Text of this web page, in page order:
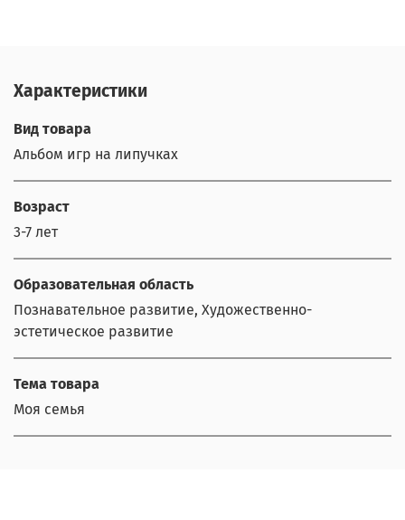
Характеристики
Вид товара
Альбом игр на липучках
Возраст
3-7 лет
Образовательная область
Познавательное развитие, Художественно-
эстетическое развитие
Тема товара
Моя семья